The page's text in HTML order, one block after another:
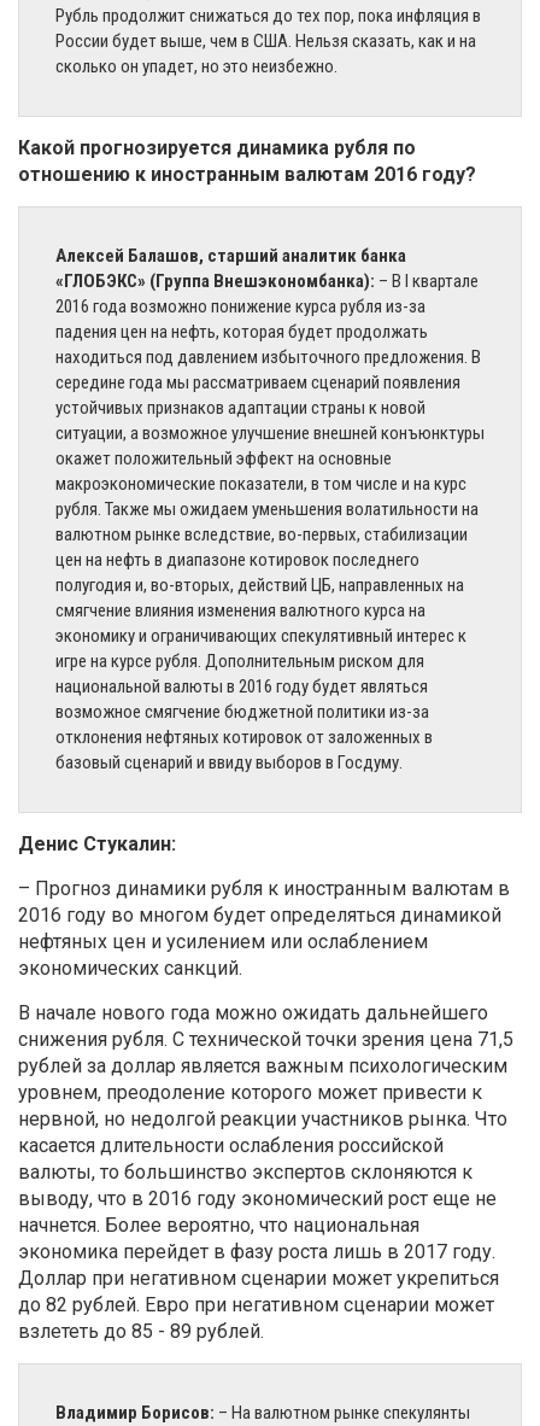
Рубль продолжит снижаться до тех пор, пока инфляция в
России будет выше, чем в США. Нельзя сказать, как и на
сколько он упадет, но это неизбежно.
Какой прогнозируется динамика рубля по
отношению к иностранным валютам 2016 году?
Алексей Балашов, старший аналитик банка
«ГЛОБЭКС» (Группа Внешэкономбанка): – В I квартале
2016 года возможно понижение курса рубля из-за
падения цен на нефть, которая будет продолжать
находиться под давлением избыточного предложения. В
середине года мы рассматриваем сценарий появления
устойчивых признаков адаптации страны к новой
ситуации, а возможное улучшение внешней конъюнктуры
окажет положительный эффект на основные
макроэкономические показатели, в том числе и на курс
рубля. Также мы ожидаем уменьшения волатильности на
валютном рынке вследствие, во-первых, стабилизации
цен на нефть в диапазоне котировок последнего
полугодия и, во-вторых, действий ЦБ, направленных на
смягчение влияния изменения валютного курса на
экономику и ограничивающих спекулятивный интерес к
игре на курсе рубля. Дополнительным риском для
национальной валюты в 2016 году будет являться
возможное смягчение бюджетной политики из-за
отклонения нефтяных котировок от заложенных в
базовый сценарий и ввиду выборов в Госдуму.
Денис Стукалин:
– Прогноз динамики рубля к иностранным валютам в
2016 году во многом будет определяться динамикой
нефтяных цен и усилением или ослаблением
экономических санкций.
В начале нового года можно ожидать дальнейшего
снижения рубля. С технической точки зрения цена 71,5
рублей за доллар является важным психологическим
уровнем, преодоление которого может привести к
нервной, но недолгой реакции участников рынка. Что
касается длительности ослабления российской
валюты, то большинство экспертов склоняются к
выводу, что в 2016 году экономический рост еще не
начнется. Более вероятно, что национальная
экономика перейдет в фазу роста лишь в 2017 году.
Доллар при негативном сценарии может укрепиться
до 82 рублей. Евро при негативном сценарии может
взлететь до 85 - 89 рублей.
Владимир Борисов: – На валютном рынке спекулянты